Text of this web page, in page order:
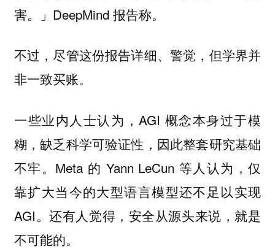
害。」DeepMind 报告称。
不过，尽管这份报告详细、警觉，但学界并
非一致买账。
一些业内人士认为，AGI 概念本身过于模
糊，缺乏科学可验证性，因此整套研究基础
不牢。Meta 的 Yann LeCun 等人认为，仅
靠扩大当今的大型语言模型还不足以实现
AGI。还有人觉得，安全从源头来说，就是
不可能的。